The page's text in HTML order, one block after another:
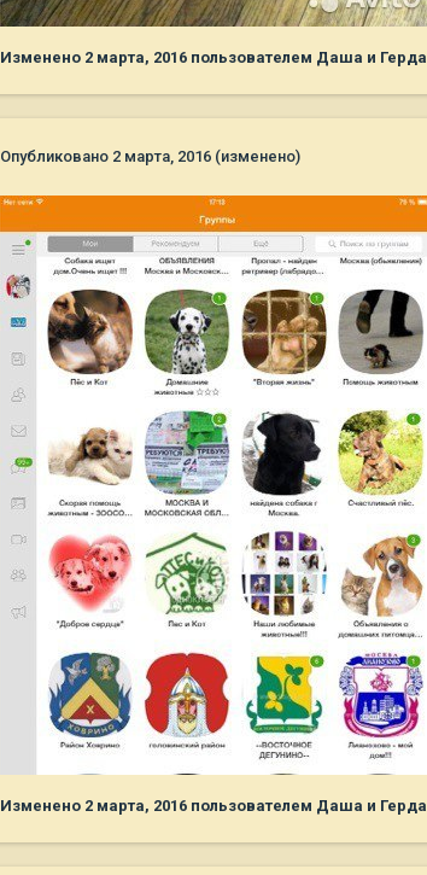
Изменено 2 марта, 2016 пользователем Даша и Герда
Опубликовано 2 марта, 2016 (изменено)
Изменено 2 марта, 2016 пользователем Даша и Герда